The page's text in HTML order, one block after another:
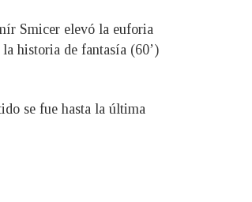
Smicer elevó la euforia
historia de fantasía (60’)
se fue hasta la última